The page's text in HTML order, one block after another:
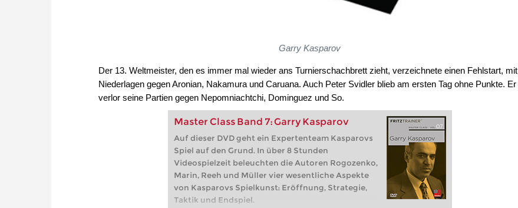
Garry Kasparov
Der 13. Weltmeister, den es immer mal wieder ans Turnierschachbrett zieht, verzeichnete einen Fehlstart, mit
Niederlagen gegen Aronian, Nakamura und Caruana. Auch Peter Svidler blieb am ersten Tag ohne Punkte. Er
verlor seine Partien gegen Nepomniachtchi, Dominguez und So.
Master Class Band 7: Garry Kasparov
Auf dieser DVD geht ein Expertenteam Kasparovs
Spiel auf den Grund. In über 8 Stunden
Videospielzeit beleuchten die Autoren Rogozenko,
Marin, Reeh und Müller vier wesentliche Aspekte
von Kasparovs Spielkunst: Eröffnung, Strategie,
Taktik und Endspiel.